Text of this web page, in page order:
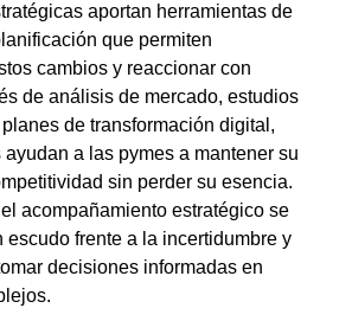
aportan herramientas de
que permiten
cambios y reaccionar con
de análisis de mercado, estudios
de transformación digital,
ayudan a las pymes a mantener su
sin perder su esencia.
acompañamiento estratégico se
escudo frente a la incertidumbre y
decisiones informadas en